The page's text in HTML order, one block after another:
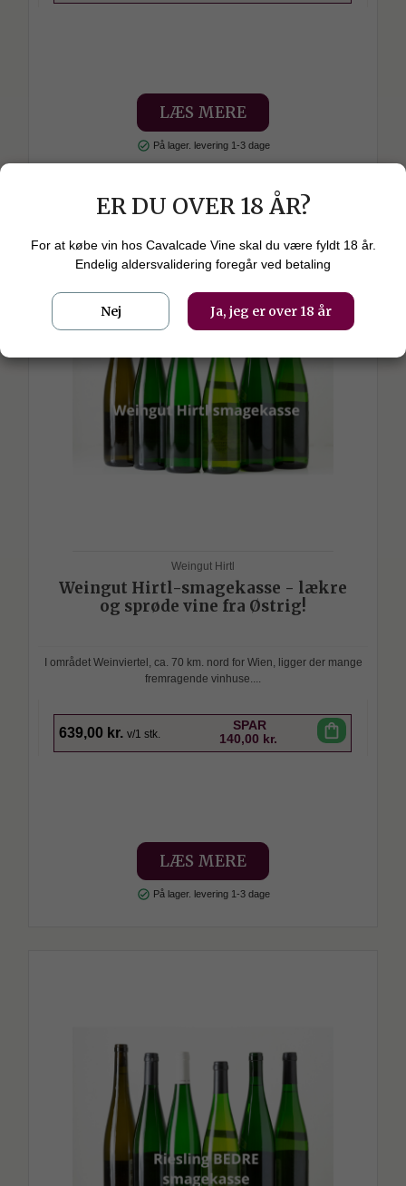
LÆS MERE
check_circle På lager. levering 1-3 dage
Weingut Hirtl
Weingut Hirtl-smagekasse - lækre
og sprøde vine fra Østrig!
I området Weinviertel, ca. 70 km. nord for Wien, ligger der mange
fremragende vinhuse....
639,00 kr. v/1 stk.
SPAR
140,00 kr.
shopping_bag
LÆS MERE
check_circle På lager. levering 1-3 dage
ER DU OVER 18 ÅR?
For at købe vin hos Cavalcade Vine skal du være fyldt 18 år.
Endelig aldersvalidering foregår ved betaling
Nej Ja, jeg er over 18 år